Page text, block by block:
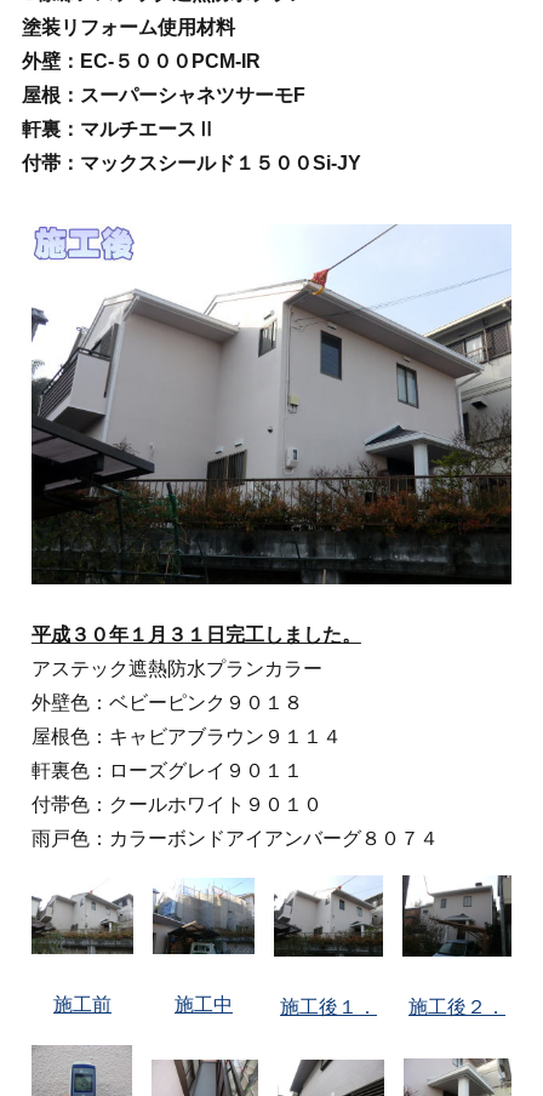
塗装リフォーム使用材料
外壁：EC‐５０００PCM‐IR
屋根：スーパーシャネツサーモF
軒裏：マルチエースⅡ
付帯：マックスシールド１５００Si‐JY
平成３０年１月３１日完工しました。
アステック遮熱防水プランカラー
外壁色：ベビーピンク９０１８
屋根色：キャビアブラウン９１１４
軒裏色：ローズグレイ９０１１
付帯色：クールホワイト９０１０
雨戸色：カラーボンドアイアンバーグ８０７４
施工前 施工中 施工後１． 施工後２．